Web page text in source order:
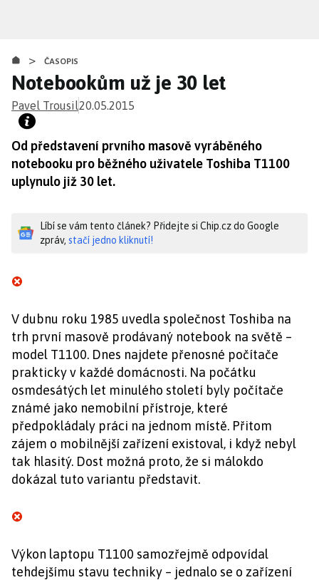
obsahu
> ČASOPIS
Notebookům už je 30 let
Pavel Trousil20.05.2015
Od představení prvního masově vyráběného
notebooku pro běžného uživatele Toshiba T1100
uplynulo již 30 let.
Líbí se vám tento článek? Přidejte si Chip.cz do Google
zpráv, stačí jedno kliknutí!
V dubnu roku 1985 uvedla společnost Toshiba na
trh první masově prodávaný notebook na světě –
model T1100. Dnes najdete přenosné počítače
prakticky v každé domácnosti. Na počátku
osmdesátých let minulého století byly počítače
známé jako nemobilní přístroje, které
předpokládaly práci na jednom místě. Přitom
zájem o mobilnější zařízení existoval, i když nebyl
tak hlasitý. Dost možná proto, že si málokdo
dokázal tuto variantu představit.
Výkon laptopu T1100 samozřejmě odpovídal
tehdejšímu stavu techniky – jednalo se o zařízení